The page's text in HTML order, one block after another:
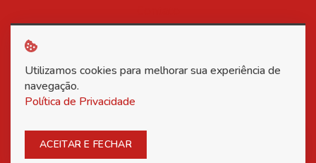
Política de Privacidade
Copyright © 2026 Associação Nacional dos Inventores -
Todos os direitos reservados.
Utilizamos cookies para melhorar sua experiência de
navegação.
Política de Privacidade
ACEITAR E FECHAR